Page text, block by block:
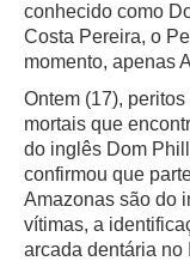
conhecido como
Costa Pereira, o
momento, apenas
Ontem (17),
mortais que
do inglês Dom
confirmou que
Amazonas são do
vítimas, a
arcada dentária